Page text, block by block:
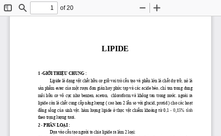
ToggleFind
of 20
Zoom
LIPIDE
1 -GIỚI THIỆU CHUNG :
Lipide là dạng vật chất hữu cơ giữ vai trò cấu tạo và phần lớn là chất dự trữ, nó là
sản phẩm ester của một rượu đơn giản hay phức tạp và các acide béo, chỉ tan trong dung
môi hữu cơ vô cực như benzen, aceton,  chloroform và không tan trong nước. ngoài ra
lipide còn là chất cung cấp năng lượng ( cao hơn 2 lần so với glucid, protid ) cho các hoạt
đông sống của sinh vật. hàm lượng lipide ở thực vật chiếm khoảng từ 0,1 - 0,15%  tính
theo trọng lượng tươi.
2 - PHÂN LOẠI :
Dựa vào cấu tạo người ta chia lipide ra làm 2 loại: